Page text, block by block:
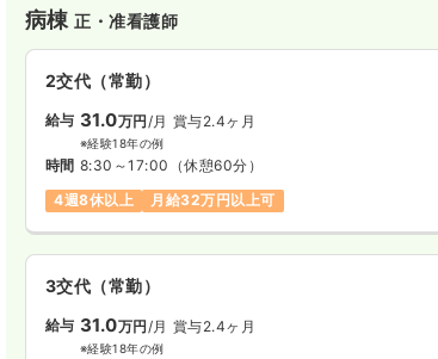
設」として、評価の認定5/Stage-1の第三者認定も
受けています。
病棟正・准看護師
2交代（常勤）
給与 31.0万円/月 賞与2.4ヶ月
※経験18年の例
時間 8:30～17:00 （休憩60分）
4週8休以上
月給32万円以上可
3交代（常勤）
給与 31.0万円 /月 賞与2.4ヶ月
※経験18年の例